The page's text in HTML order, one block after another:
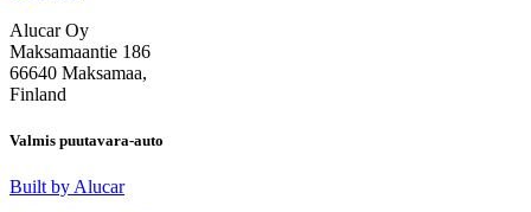
Alucar Oy
Maksamaantie 186
66640 Maksamaa,
Finland
Valmis puutavara-auto
Built by Alucar